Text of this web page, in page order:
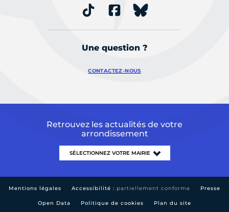
Une question ?
CONTACTEZ-NOUS
Retrouvez les actualités de votre
arrondissement
Mentions légales Accessibilité : partiellement conforme Presse
Open Data Politique de cookies Plan du site